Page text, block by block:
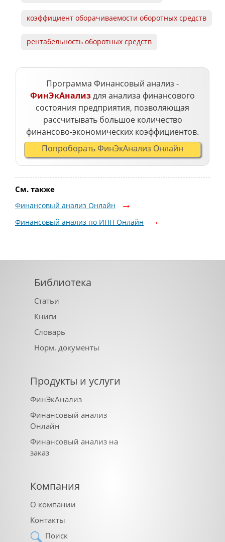
коэффициент оборачиваемости оборотных средств
рентабельность оборотных средств
Программа Финансовый анализ -
ФинЭкАнализдля анализа финансового
состояния предприятия, позволяющая
рассчитывать большое количество
финансово-экономических коэффициентов.
Попроборать ФинЭкАнализ Онлайн
См. также
Финансовый анализ Онлайн
Финансовый анализ по ИНН Онлайн
Библиотека
Статьи
Книги
Словарь
Норм. документы
Продукты и услуги
ФинЭкАнализ
Финансовый анализ
Онлайн
Финансовый анализ на
заказ
Компания
О компании
Контакты
Поиск